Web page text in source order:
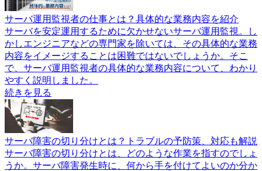
サーバ運用監視者の仕事とは？具体的な業務内容を紹介
サーバを安定運用するために欠かせないサーバ運用監視。し
かしエンジニアなどの専門家を除いては、その具体的な業務
内容をイメージすることは困難ではないでしょうか。そこ
で、サーバ運用監視者の具体的な業務内容について、わかり
やすく説明しました。
続きを見る
サーバ障害の切り分けとは？トラブルの予防策、対応も解説
サーバ障害の切り分けとは、どのような作業を指すのでしょ
うか。サーバ障害発生時に、何から手を付けてよいのか分か